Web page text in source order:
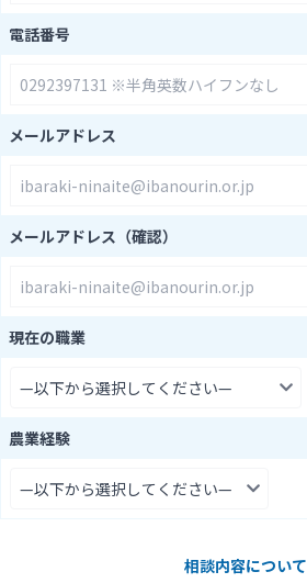
電話番号
メールアドレス
メールアドレス（確認）
現在の職業
農業経験
相談内容について